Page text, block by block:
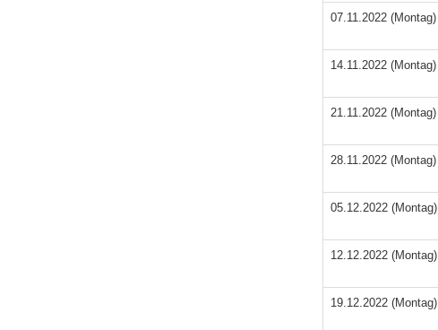
07.11.2022 (Montag)
14.11.2022 (Montag)
21.11.2022 (Montag)
28.11.2022 (Montag)
05.12.2022 (Montag)
12.12.2022 (Montag)
19.12.2022 (Montag)